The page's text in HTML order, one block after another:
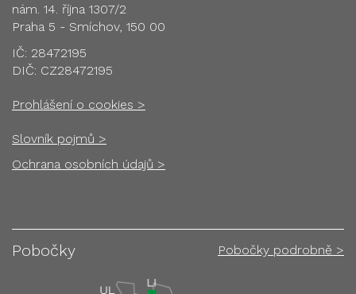
nám. 14. října 1307/2
Praha 5 - Smíchov, 150 00
IČ: 28472195
DIČ: CZ28472195
Prohlášení o cookies >
Slovník pojmů >
Ochrana osobních údajů >
Pobočky Pobočky podrobně >